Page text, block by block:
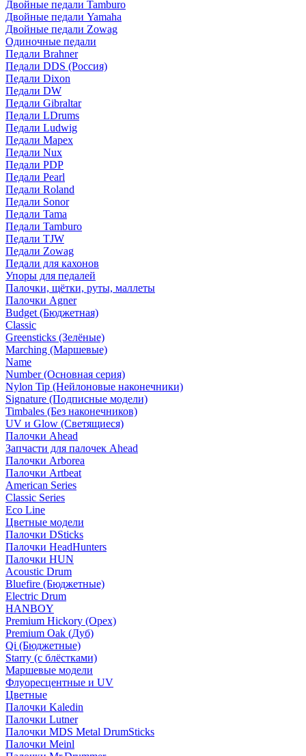
Двойные педали Tamburo
Двойные педали Yamaha
Двойные педали Zowag
Одиночные педали
Педали Brahner
Педали DDS (Россия)
Педали Dixon
Педали DW
Педали Gibraltar
Педали LDrums
Педали Ludwig
Педали Mapex
Педали Nux
Педали PDP
Педали Pearl
Педали Roland
Педали Sonor
Педали Tama
Педали Tamburo
Педали TJW
Педали Zowag
Педали для кахонов
Упоры для педалей
Палочки, щётки, руты, маллеты
Палочки Agner
Budget (Бюджетная)
Classic
Greensticks (Зелёные)
Marching (Маршевые)
Name
Number (Основная серия)
Nylon Tip (Нейлоновые наконечники)
Signature (Подписные модели)
Timbales (Без наконечников)
UV и Glow (Светящиеся)
Палочки Ahead
Запчасти для палочек Ahead
Палочки Arborea
Палочки Artbeat
American Series
Classic Series
Eco Line
Цветные модели
Палочки DSticks
Палочки HeadHunters
Палочки HUN
Acoustic Drum
Bluefire (Бюджетные)
Electric Drum
HANBOY
Premium Hickory (Орех)
Premium Oak (Дуб)
Qi (Бюджетные)
Starry (с блёстками)
Маршевые модели
Флуоресцентные и UV
Цветные
Палочки Kaledin
Палочки Lutner
Палочки MDS Metal DrumSticks
Палочки Meinl